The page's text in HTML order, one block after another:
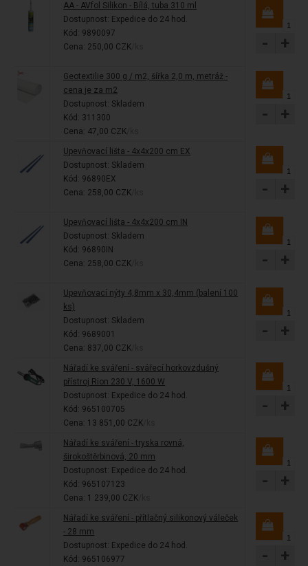
AA - AVfol Silikon - Bílá, tuba 310 ml
Dostupnost: Expedice do 24 hod.
Kód: 9890097
Cena: 250,00 CZK
- +
Geotextilie 300 g / m2, šířka 2,0 m, metráž -
cena je za m2
Dostupnost: Skladem
Kód: 311300
Cena: 47,00 CZK
- +
Upevňovací lišta - 4x4x200 cm EX
Dostupnost: Skladem
Kód: 96890EX
Cena: 258,00 CZK
- +
Upevňovací lišta - 4x4x200 cm IN
Dostupnost: Skladem
Kód: 96890IN
Cena: 258,00 CZK
- +
Upevňovací nýty 4,8mm x 30,4mm (balení 100
ks)
Dostupnost: Skladem
Kód: 9689001
Cena: 837,00 CZK
- +
Nářadí ke sváření - svářecí horkovzdušný
přístroj Rion 230 V, 1600 W
Dostupnost: Expedice do 24 hod.
Kód: 965100705
Cena: 13 851,00 CZK
- +
Nářadí ke sváření - tryska rovná,
širokoštěrbinová, 20 mm
Dostupnost: Expedice do 24 hod.
Kód: 965107123
Cena: 1 239,00 CZK
- +
Nářadí ke sváření - přítlačný silikonový váleček
- 28 mm
Dostupnost: Expedice do 24 hod.
Kód: 965106977
- +